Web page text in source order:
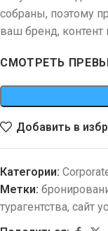
собраны, поэтому
ваш бренд, контент
СМОТРЕТЬ
Добавить в
Категории:
Метки:
турагентства, сайт